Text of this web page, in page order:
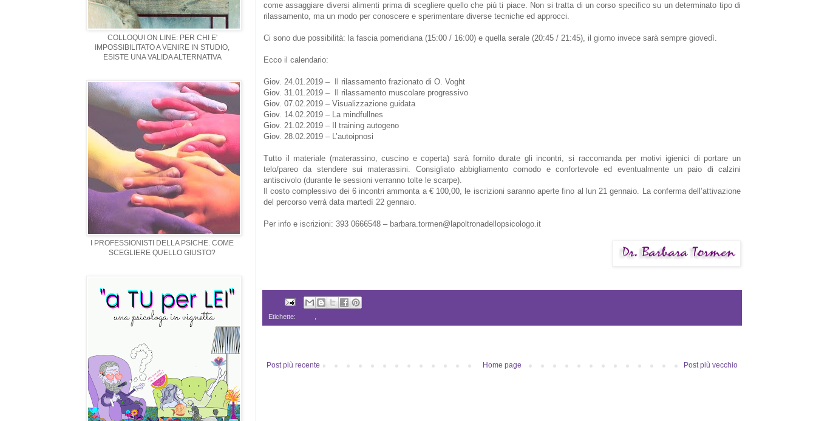
come assaggiare diversi alimenti prima di scegliere quello che più ti piace. Non si tratta di un corso specifico su un determinato tipo di
rilassamento, ma un modo per conoscere e sperimentare diverse tecniche ed approcci.
Ci sono due possibilità: la fascia pomeridiana (15:00 / 16:00) e quella serale (20:45 / 21:45), il giorno invece sarà sempre giovedì.
Ecco il calendario:
Giov. 24.01.2019 –
Il rilassamento frazionato di O. Voght
Giov. 31.01.2019 –
Il rilassamento muscolare progressivo
Giov. 07.02.2019 – Visualizzazione guidata
Giov. 14.02.2019 – La mindfullnes
Giov. 21.02.2019 – Il training autogeno
Giov. 28.02.2019 – L’autoipnosi
Tutto il materiale (materassino, cuscino e coperta) sarà fornito durate gli incontri, si raccomanda per motivi igienici di portare un
telo/pareo da stendere sui materassini. Consigliato abbigliamento comodo e confortevole ed eventualmente un paio di calzini
antiscivolo (durante le sessioni verranno tolte le scarpe).
Il costo complessivo dei 6 incontri ammonta a € 100,00, le iscrizioni saranno aperte fino al lun 21 gennaio. La conferma dell’attivazione
del percorso verrà data martedì 22 gennaio.
Per info e iscrizioni: 393 0666548 – barbara.tormen@lapoltronadellopsicologo.it
Etichette:
Post più recente Post più vecchio
Home page
COLLOQUI ON LINE: PER CHI E'
IMPOSSIBILITATO A VENIRE IN STUDIO,
ESISTE UNA VALIDA ALTERNATIVA
I PROFESSIONISTI DELLA PSICHE. COME
SCEGLIERE QUELLO GIUSTO?